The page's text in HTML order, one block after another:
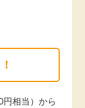
相当）から